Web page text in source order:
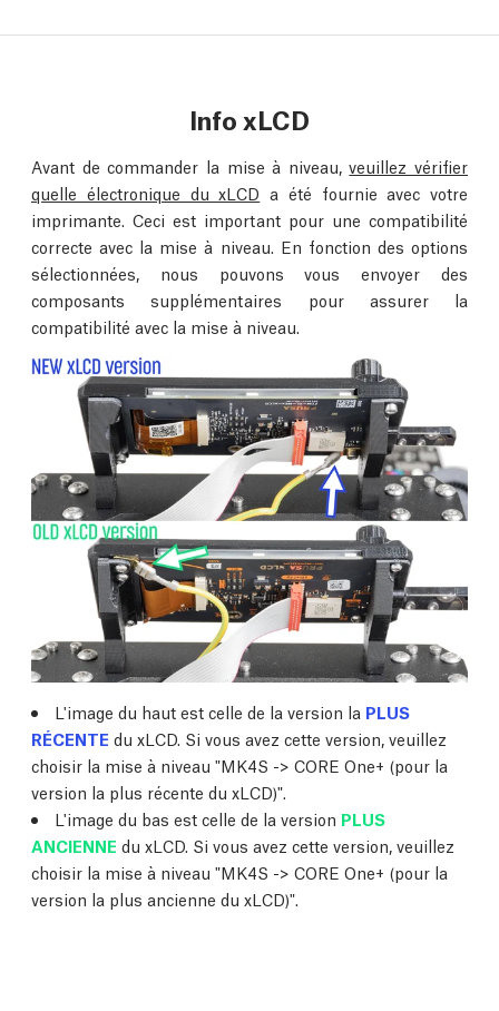
Info xLCD
Avant de commander la mise à niveau,veuillez vérifier
quelle électronique du xLCD a été fournie avec votre
imprimante. Ceci est important pour une compatibilité
correcte avec la mise à niveau. En fonction des options
sélectionnées, nous pouvons vous envoyer des
composants supplémentaires pour assurer la
compatibilité avec la mise à niveau.
L'image du haut est celle de la version la PLUS
RÉCENTE du xLCD. Si vous avez cette version, veuillez
choisir la mise à niveau "MK4S -> CORE One+ (pour la
version la plus récente du xLCD)".
L'image du bas est celle de la version PLUS
ANCIENNE du xLCD. Si vous avez cette version, veuillez
choisir la mise à niveau "MK4S -> CORE One+ (pour la
version la plus ancienne du xLCD)".